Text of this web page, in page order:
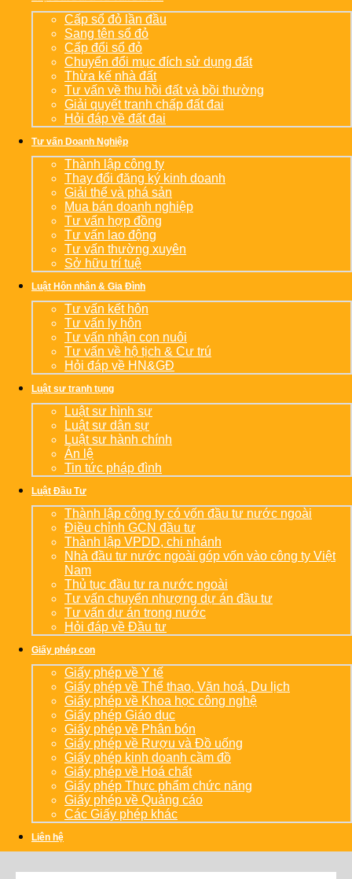
Cấp sổ đỏ lần đầu
Sang tên sổ đỏ
Cấp đổi sổ đỏ
Chuyển đổi mục đích sử dụng đất
Thừa kế nhà đất
Tư vấn về thu hồi đất và bồi thường
Giải quyết tranh chấp đất đai
Hỏi đáp về đất đai
Tư vấn Doanh Nghiệp
Thành lập công ty
Thay đổi đăng ký kinh doanh
Giải thể và phá sản
Mua bán doanh nghiệp
Tư vấn hợp đồng
Tư vấn lao động
Tư vấn thường xuyên
Sở hữu trí tuệ
Luật Hôn nhân & Gia Đình
Tư vấn kết hôn
Tư vấn ly hôn
Tư vấn nhận con nuôi
Tư vấn về hộ tịch & Cư trú
Hỏi đáp về HN&GĐ
Luật sư tranh tụng
Luật sư hình sự
Luật sư dân sự
Luật sư hành chính
Án lệ
Tin tức pháp đình
Luật Đầu Tư
Thành lập công ty có vốn đầu tư nước ngoài
Điều chỉnh GCN đầu tư
Thành lập VPDD, chi nhánh
Nhà đầu tư nước ngoài góp vốn vào công ty Việt
Nam
Thủ tục đầu tư ra nước ngoài
Tư vấn chuyển nhượng dự án đầu tư
Tư vấn dự án trong nước
Hỏi đáp về Đầu tư
Giấy phép con
Giấy phép về Y tế
Giấy phép về Thể thao, Văn hoá, Du lịch
Giấy phép về Khoa học công nghệ
Giấy phép Giáo dục
Giấy phép về Phân bón
Giấy phép về Rượu và Đồ uống
Giấy phép kinh doanh cầm đồ
Giấy phép về Hoá chất
Giấy phép Thực phẩm chức năng
Giấy phép về Quảng cáo
Các Giấy phép khác
Liên hệ